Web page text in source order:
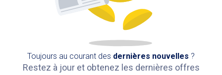
Toujours au courant des dernières nouvelles ?
Restez à jour et obtenez les dernières offres